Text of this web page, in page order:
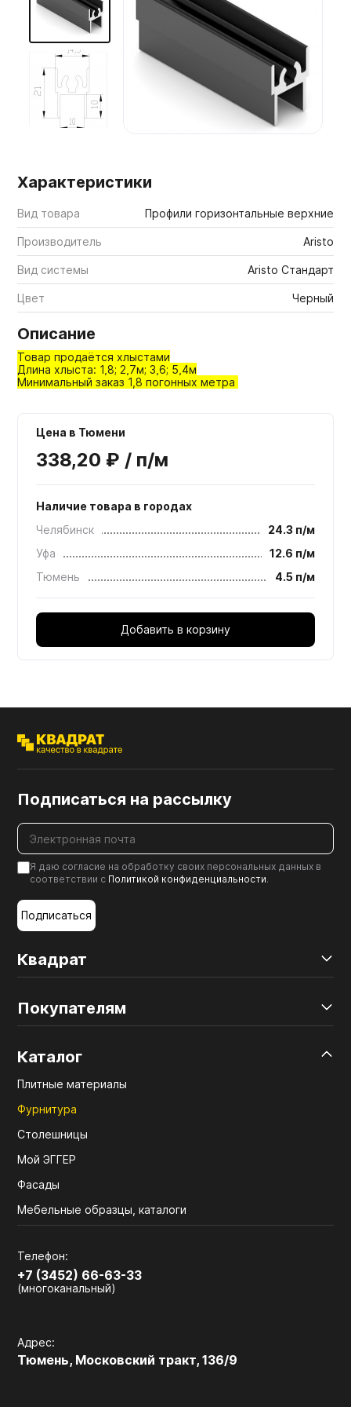
Мебельные образцы, каталоги
Характеристики
Вид товара Профили горизонтальные верхние
Производитель Aristo
Вид системы Aristo Стандарт
Цвет Черный
Описание
Товар продаётся хлыстами
Длина хлыста: 1,8; 2,7м; 3,6; 5,4м
Минимальный заказ 1,8 погонных метра
Цена в Тюмени
338,20 ₽ / п/м
Наличие товара в городах
Челябинск
24.3 п/м
Уфа
12.6 п/м
Тюмень
4.5 п/м
Добавить в корзину
Квадрат
Покупателям
Каталог
Плитные материалы
Фурнитура
Столешницы
Мой ЭГГЕР
Фасады
Мебельные образцы, каталоги
Телефон:
+7 (3452) 66-63-33
(многоканальный)
Адрес:
Тюмень, Московский тракт, 136/9
Подписаться на рассылку
Я даю согласие на обработку своих персональных данных в
соответствии с Политикой конфиденциальности.
Подписаться